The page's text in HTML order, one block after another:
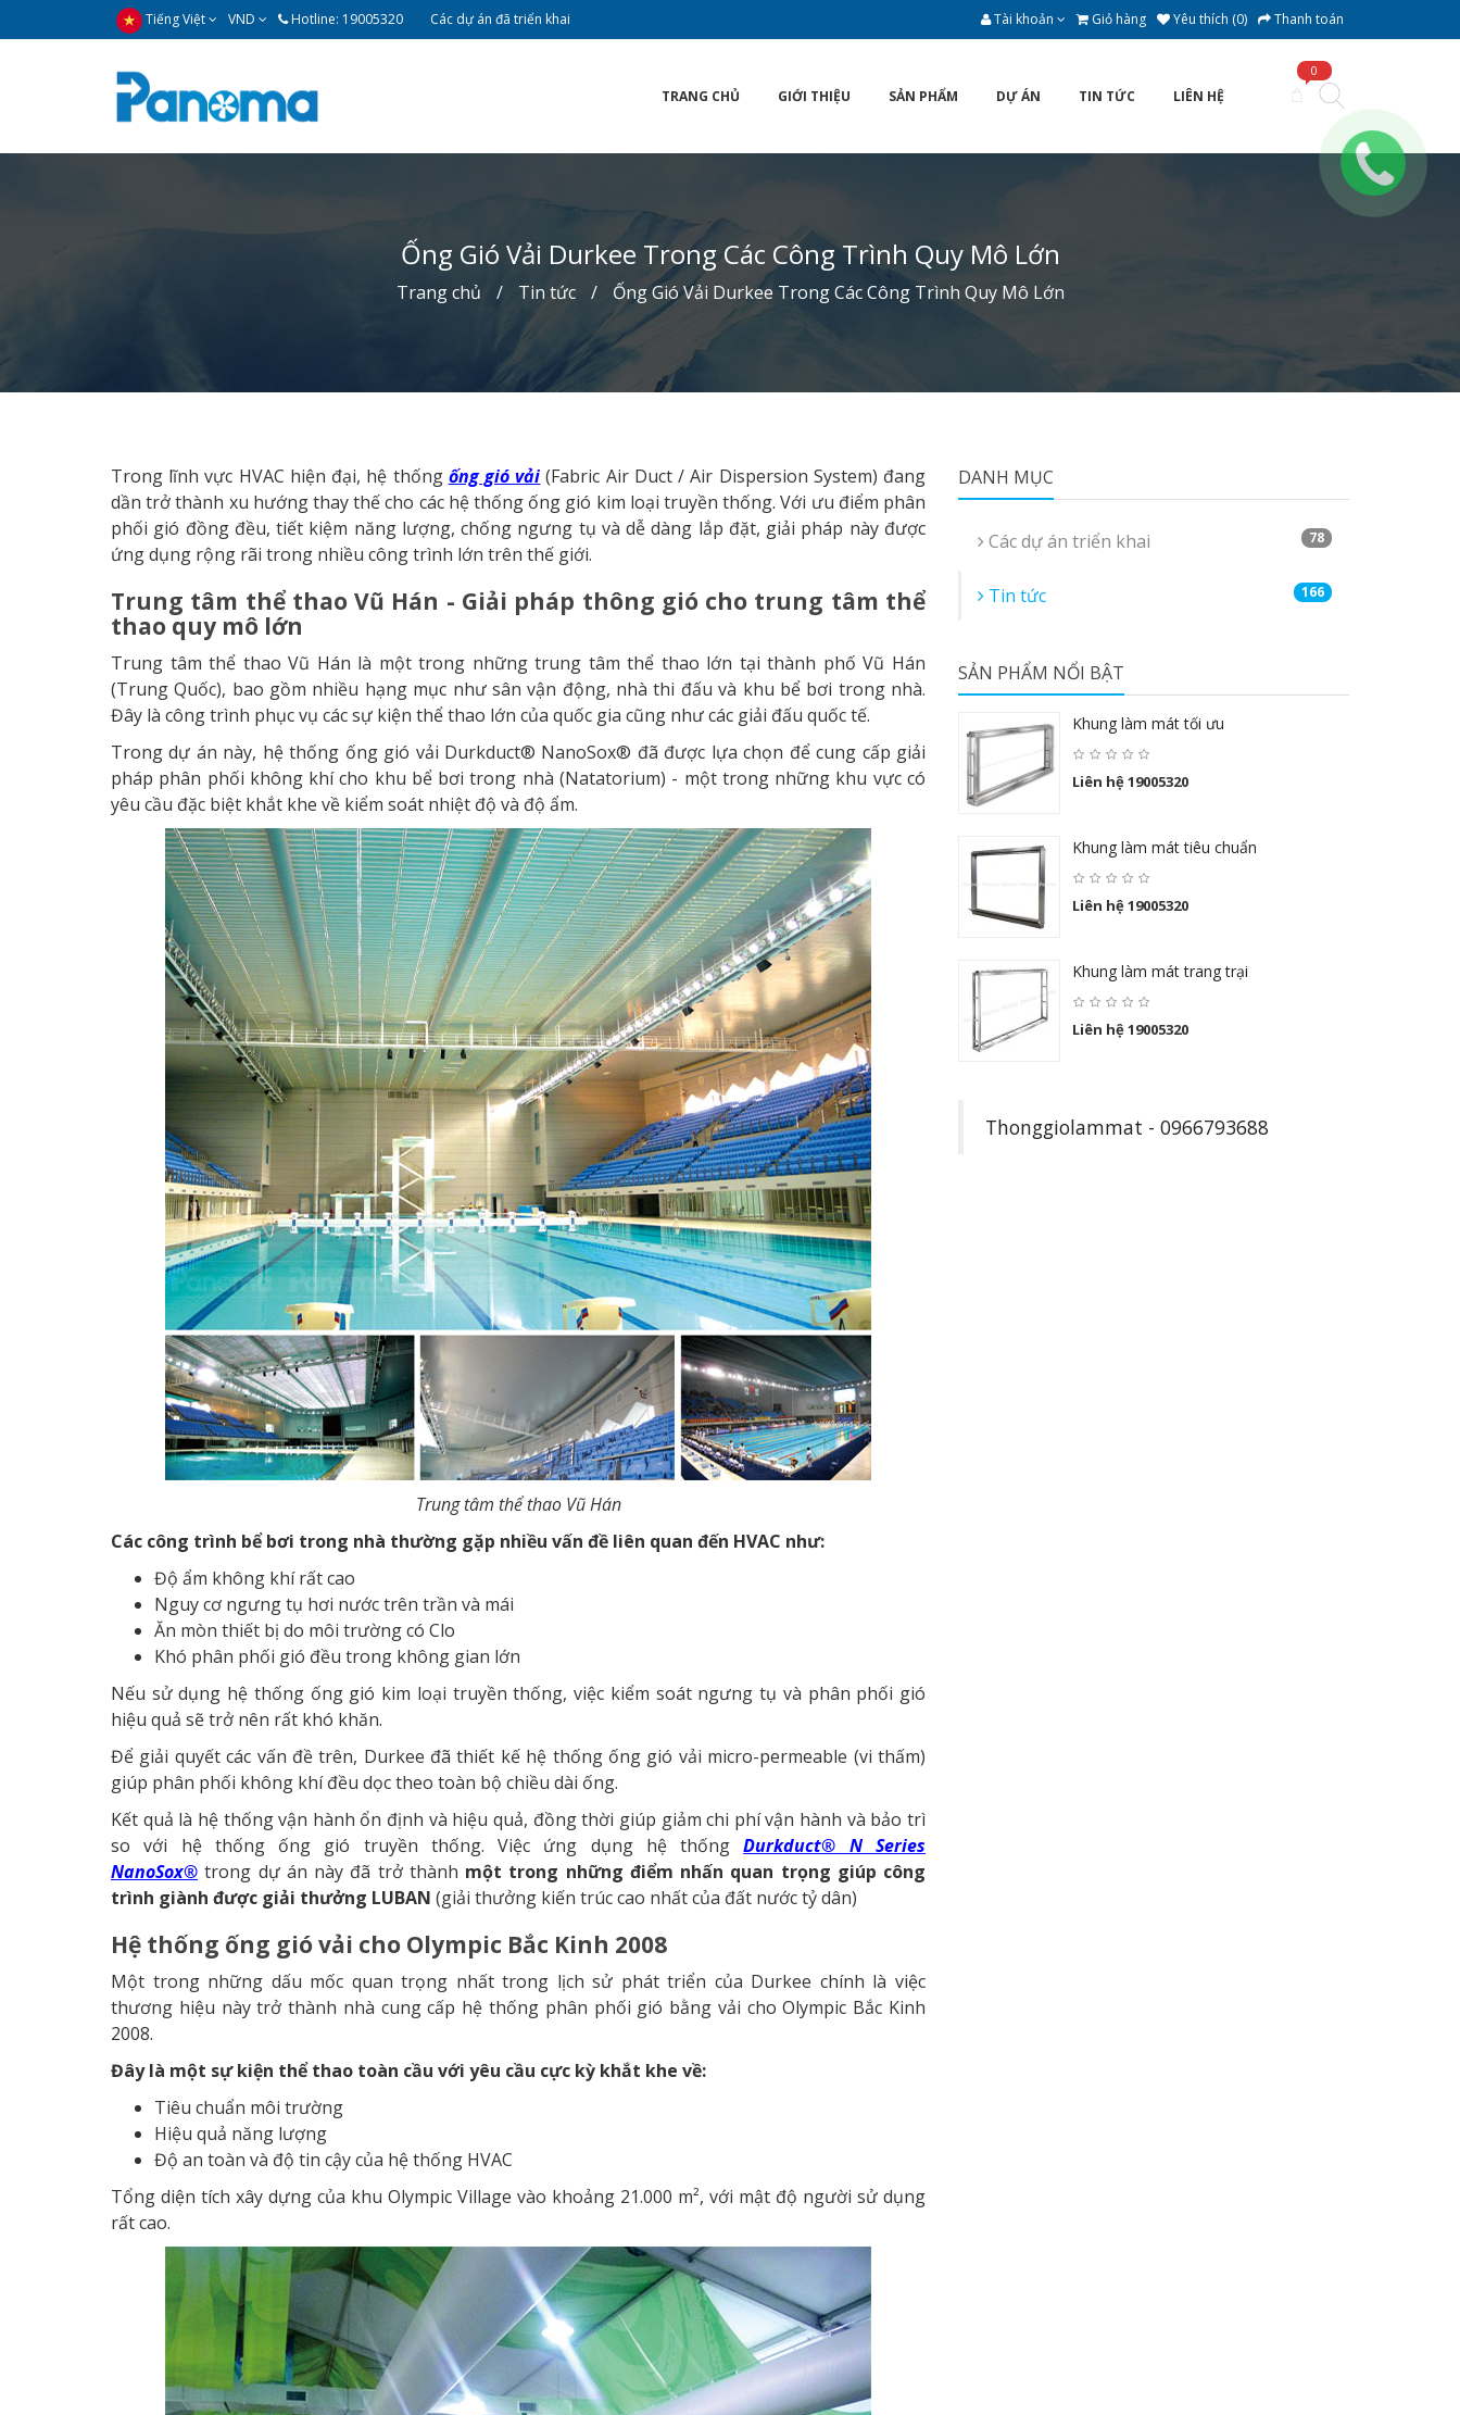
Tiếng Việt VND Hotline: 19005320 Các dự án đã triển khai Tài khoản Giỏ hàng Yêu thích (0) Thanh toán
0
TRANG CHỦ GIỚI THIỆU SẢN PHẨM DỰ ÁN TIN TỨC LIÊN HỆ
Ống Gió Vải Durkee Trong Các Công Trình Quy Mô Lớn
Trang chủ Tin tức Ống Gió Vải Durkee Trong Các Công Trình Quy Mô Lớn
Trong lĩnh vực HVAC hiện đại, hệ thống ống gió vải (Fabric Air Duct / Air Dispersion System) đang
dần trở thành xu hướng thay thế cho các hệ thống ống gió kim loại truyền thống. Với ưu điểm phân
phối gió đồng đều, tiết kiệm năng lượng, chống ngưng tụ và dễ dàng lắp đặt, giải pháp này được
ứng dụng rộng rãi trong nhiều công trình lớn trên thế giới.
Trung tâm thể thao Vũ Hán - Giải pháp thông gió cho trung tâm thể
thao quy mô lớn
Trung tâm thể thao Vũ Hán là một trong những trung tâm thể thao lớn tại thành phố Vũ Hán
(Trung Quốc), bao gồm nhiều hạng mục như sân vận động, nhà thi đấu và khu bể bơi trong nhà.
Đây là công trình phục vụ các sự kiện thể thao lớn của quốc gia cũng như các giải đấu quốc tế.
Trong dự án này, hệ thống ống gió vải Durkduct® NanoSox® đã được lựa chọn để cung cấp giải
pháp phân phối không khí cho khu bể bơi trong nhà (Natatorium) - một trong những khu vực có
yêu cầu đặc biệt khắt khe về kiểm soát nhiệt độ và độ ẩm.
Trung tâm thể thao Vũ Hán
Các công trình bể bơi trong nhà thường gặp nhiều vấn đề liên quan đến HVAC như:
Độ ẩm không khí rất cao
Nguy cơ ngưng tụ hơi nước trên trần và mái
Ăn mòn thiết bị do môi trường có Clo
Khó phân phối gió đều trong không gian lớn
Nếu sử dụng hệ thống ống gió kim loại truyền thống, việc kiểm soát ngưng tụ và phân phối gió
hiệu quả sẽ trở nên rất khó khăn.
Để giải quyết các vấn đề trên, Durkee đã thiết kế hệ thống ống gió vải micro-permeable (vi thấm)
giúp phân phối không khí đều dọc theo toàn bộ chiều dài ống.
Kết quả là hệ thống vận hành ổn định và hiệu quả, đồng thời giúp giảm chi phí vận hành và bảo trì
so với hệ thống ống gió truyền thống. Việc ứng dụng hệ thốngDurkduct® N Series
NanoSox® trong dự án này đã trở thành một trong những điểm nhấn quan trọng giúp công
trình giành được giải thưởng LUBAN (giải thưởng kiến trúc cao nhất của đất nước tỷ dân)
Hệ thống ống gió vải cho Olympic Bắc Kinh 2008
Một trong những dấu mốc quan trọng nhất trong lịch sử phát triển của Durkee chính là việc
thương hiệu này trở thành nhà cung cấp hệ thống phân phối gió bằng vải cho Olympic Bắc Kinh
2008.
Đây là một sự kiện thể thao toàn cầu với yêu cầu cực kỳ khắt khe về:
Tiêu chuẩn môi trường
Hiệu quả năng lượng
Độ an toàn và độ tin cậy của hệ thống HVAC
Tổng diện tích xây dựng của khu Olympic Village vào khoảng 21.000 m², với mật độ người sử dụng
rất cao.
DANH MỤC
Các dự án triển khai 78
Tin tức 166
SẢN PHẨM NỔI BẬT
Khung làm mát tối ưu
Liên hệ 19005320
Khung làm mát tiêu chuẩn
Liên hệ 19005320
Khung làm mát trang trại
Liên hệ 19005320
Thonggiolammat - 0966793688